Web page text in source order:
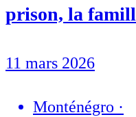
prison, la
11 mars 2026
Monténégro ·